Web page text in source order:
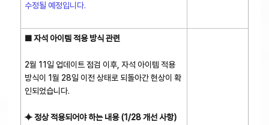
수정될 예정입니다.
■ 자석 아이템 적용 방식 관련
2월 11일 업데이트 점검 이후, 자석 아이템 적용
방식이 1월 28일 이전 상태로 되돌아간 현상이 확
인되었습니다.
⯌ 정상 적용되어야 하는 내용 (1/28 개선 사항)